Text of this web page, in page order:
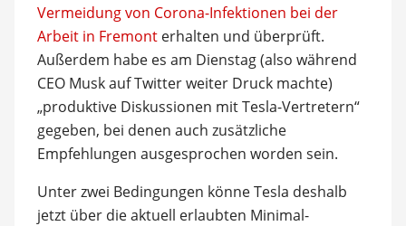
Vermeidung von Corona-Infektionen bei der
Arbeit in Fremonterhalten und überprüft.
Außerdem habe es am Dienstag (also während
CEO Musk auf Twitter weiter Druck machte)
„produktive Diskussionen mit Tesla-Vertretern“
gegeben, bei denen auch zusätzliche
Empfehlungen ausgesprochen worden sein.
Unter zwei Bedingungen könne Tesla deshalb
jetzt über die aktuell erlaubten Minimal-